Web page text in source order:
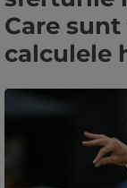
Care
calculele